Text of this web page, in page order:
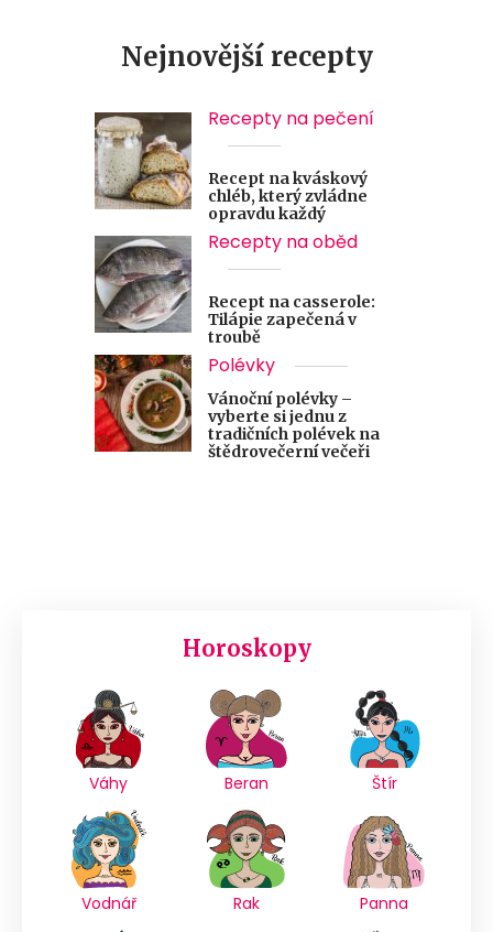
Nejnovější recepty
Recepty na pečení
Recept na kváskový
chléb, který zvládne
opravdu každý
Recepty na oběd
Recept na casserole:
Tilápie zapečená v
troubě
Polévky
Vánoční polévky –
vyberte si jednu z
tradičních polévek na
štědrovečerní večeři
Horoskopy
Váhy Beran Štír
Vodnář Rak Panna